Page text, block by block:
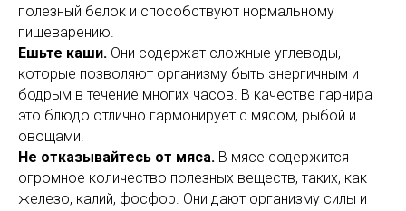
полезный белок и способствуют нормальному
пищеварению.
Ешьте каши. Они содержат сложные углеводы,
которые позволяют организму быть энергичным и
бодрым в течение многих часов. В качестве гарнира
это блюдо отлично гармонирует с мясом, рыбой и
овощами.
Не отказывайтесь от мяса. В мясе содержится
огромное количество полезных веществ, таких, как
железо, калий, фосфор. Они дают организму силы и